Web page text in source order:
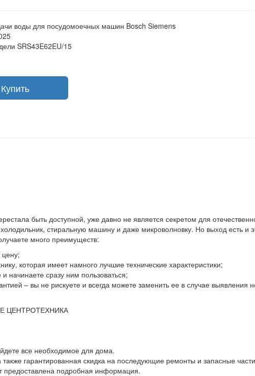
воды для посудомоечных машин Bosch Siemens
SRS43E62EU/15
быть доступной, уже давно не является секретом для
стиральную машину и даже микроволновку. Но выход есть и
много преимуществ:
которая имеет намного лучшие технические характеристики;
начинаете сразу ним пользоваться;
– вы не рискуете и всегда можете заменить ее в случае выявления
ЦЕНТРОТЕХНИКА
все необходимое для дома.
гарантированная скидка на последующие ремонты и запасные
предоставлена подробная информация.